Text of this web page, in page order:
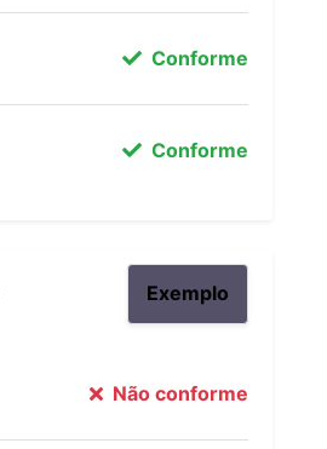
Conforme
Conforme
Exemplo
Não conforme